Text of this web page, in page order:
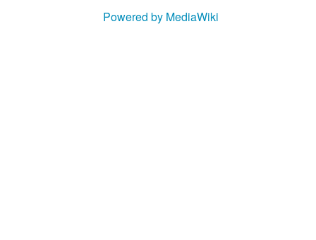
Powered by MediaWiki